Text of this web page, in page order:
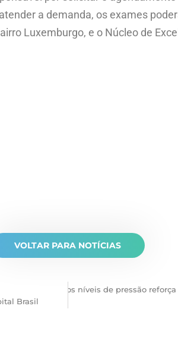
a demanda, os exames
Luxemburgo, e o Núcleo de
VOLTAR PARA NOTÍCIAS
Brasil
classificação dos níveis de pressão